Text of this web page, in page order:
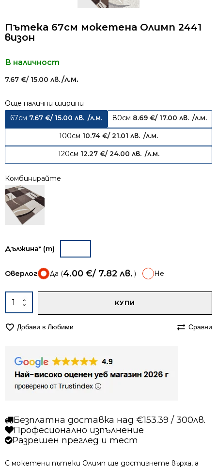
Пътека 67см мокетена Олимп 2441
визон
В наличност
7.67 €/ 15.00 лв./л.м.
Още налични ширини
67см 7.67 €/ 15.00 лв. /л.м. 80см 8.69€/ 17.00 лв. /л.м.
100см 10.74 €/ 21.01 лв. /л.м.
120см 12.27 €/ 24.00 лв. /л.м.
Комбинирайте
Дължина* (m)
Оверлог Да (4.00 €/ 7.82 лв. ) Не
количество
за
67см
2441
визон
КУПИ
Добави в Любими Сравни
Безплатна доставка над €153.39 / 300лв.
Професионално изпълнение
Разрешен преглед и тест
С мокетени пътеки Олимп ще достигнете върха, а